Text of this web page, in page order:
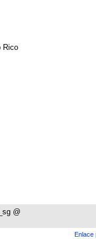
Rico
@
Enlace